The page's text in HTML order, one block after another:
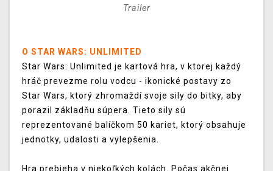
Trailer
O STAR WARS: UNLIMITED
Star Wars: Unlimited je kartová hra, v ktorej každý
hráč prevezme rolu vodcu - ikonické postavy zo
Star Wars, ktorý zhromaždí svoje sily do bitky, aby
porazil základňu súpera.
Tieto sily sú
reprezentované balíčkom 50 kariet, ktorý obsahuje
jednotky, udalosti a vylepšenia.
Hra prebieha v niekoľkých kolách.
Počas akčnej